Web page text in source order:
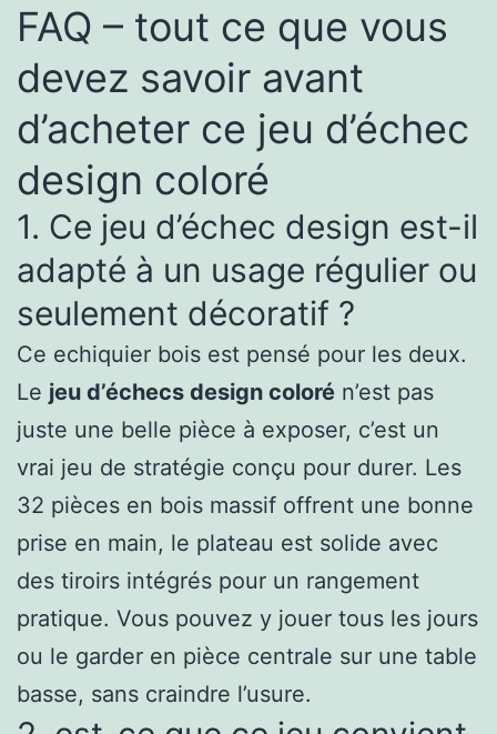
FAQ – tout ce que vous
devez savoir avant
d’acheter ce jeu d’échec
design coloré
1. Ce jeu d’échec design est-il
adapté à un usage régulier ou
seulement décoratif ?
Ce echiquier bois est pensé pour les deux.
Le jeu d’échecs design coloré n’est pas
juste une belle pièce à exposer, c’est un
vrai jeu de stratégie conçu pour durer. Les
32 pièces en bois massif offrent une bonne
prise en main, le plateau est solide avec
des tiroirs intégrés pour un rangement
pratique. Vous pouvez y jouer tous les jours
ou le garder en pièce centrale sur une table
basse, sans craindre l’usure.